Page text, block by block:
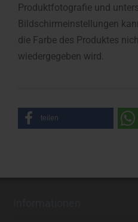
Produktfotografie und
Bildschirmeinstellungen
die Farbe des Produktes
wiedergegeben wird.
teilen